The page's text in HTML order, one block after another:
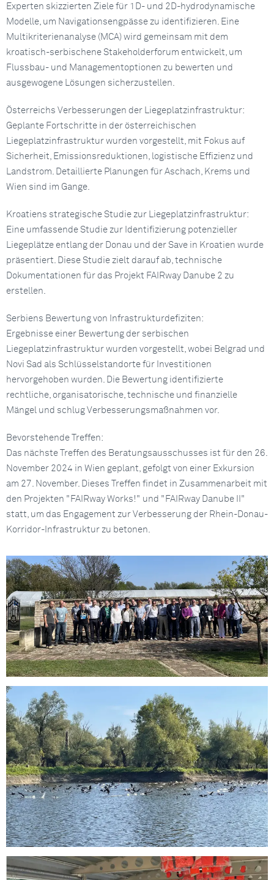
Experten skizzierten Ziele für 1D- und 2D-hydrodynamische
Modelle, um Navigationsengpässe zu identifizieren. Eine
Multikriterienanalyse (MCA) wird gemeinsam mit dem
kroatisch-serbischene Stakeholderforum entwickelt, um
Flussbau- und Managementoptionen zu bewerten und
ausgewogene Lösungen sicherzustellen.
Österreichs Verbesserungen der Liegeplatzinfrastruktur:
Geplante Fortschritte in der österreichischen
Liegeplatzinfrastruktur wurden vorgestellt, mit Fokus auf
Sicherheit, Emissionsreduktionen, logistische Effizienz und
Landstrom. Detaillierte Planungen für Aschach, Krems und
Wien sind im Gange.
Kroatiens strategische Studie zur Liegeplatzinfrastruktur:
Eine umfassende Studie zur Identifizierung potenzieller
Liegeplätze entlang der Donau und der Save in Kroatien wurde
präsentiert. Diese Studie zielt darauf ab, technische
Dokumentationen für das Projekt FAIRway Danube 2 zu
erstellen.
Serbiens Bewertung von Infrastrukturdefiziten:
Ergebnisse einer Bewertung der serbischen
Liegeplatzinfrastruktur wurden vorgestellt, wobei Belgrad und
Novi Sad als Schlüsselstandorte für Investitionen
hervorgehoben wurden. Die Bewertung identifizierte
rechtliche, organisatorische, technische und finanzielle
Mängel und schlug Verbesserungsmaßnahmen vor.
Bevorstehende Treffen:
Das nächste Treffen des Beratungsausschusses ist für den 26.
November 2024 in Wien geplant, gefolgt von einer Exkursion
am 27. November. Dieses Treffen findet in Zusammenarbeit mit
den Projekten "FAIRway Works!" und "FAIRway Danube II"
statt, um das Engagement zur Verbesserung der Rhein-Donau-
Korridor-Infrastruktur zu betonen.